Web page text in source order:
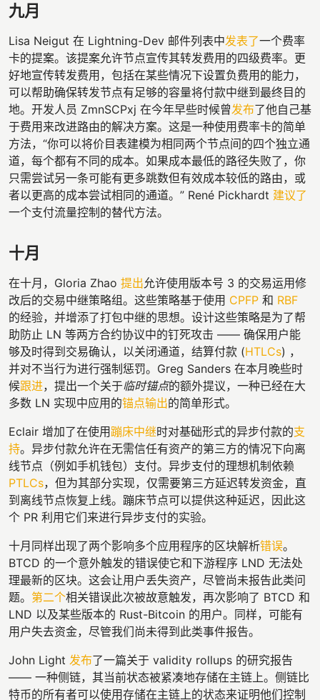
九月
Lisa Neigut 在 Lightning-Dev 邮件列表中发表了一个费率
卡的提案。该提案允许节点宣传其转发费用的四级费率。更
好地宣传转发费用，包括在某些情况下设置负费用的能力，
可以帮助确保转发节点有足够的容量将付款中继到最终目的
地。开发人员 ZmnSCPxj 在今年早些时候曾发布了他自己基
于费用来改进路由的解决方案。这是一种使用费率卡的简单
方法，“你可以将价目表建模为相同两个节点间的四个独立通
道，每个都有不同的成本。如果成本最低的路径失败了，你
只需尝试另一条可能有更多跳数但有效成本较低的路由，或
者以更高的成本尝试相同的通道。” René Pickhardt 建议了
一个支付流量控制的替代方法。
十月
在十月，Gloria Zhao 提出允许使用版本号 3 的交易运用修
改后的交易中继策略组。这些策略基于使用 CPFP 和 RBF
的经验，并增添了打包中继的思想。设计这些策略是为了帮
助防止 LN 等两方合约协议中的钉死攻击 —— 确保用户能
够及时得到交易确认，以关闭通道，结算付款 (HTLCs) ，
并对不当行为进行强制惩罚。Greg Sanders 在本月晚些时
候跟进，提出一个关于临时锚点的额外提议，一种已经在大
多数 LN 实现中应用的锚点输出的简单形式。
Eclair 增加了在使用蹦床中继时对基础形式的异步付款的支
持。异步付款允许在无需信任有资产的第三方的情况下向离
线节点（例如手机钱包）支付。异步支付的理想机制依赖
PTLCs，但为其部分实现，仅需要第三方延迟转发资金，直
到离线节点恢复上线。蹦床节点可以提供这种延迟，因此这
个 PR 利用它们来进行异步支付的实验。
十月同样出现了两个影响多个应用程序的区块解析错误。
BTCD 的一个意外触发的错误使它和下游程序 LND 无法处
理最新的区块。这会让用户丢失资产，尽管尚未报告此类问
题。 第二个相关错误此次被故意触发，再次影响了 BTCD 和
LND 以及某些版本的 Rust-Bitcoin 的用户。同样，可能有
用户失去资金，尽管我们尚未得到此类事件报告。
John Light 发布了一篇关于 validity rollups 的研究报告
—— 一种侧链，其当前状态被紧凑地存储在主链上。侧链比
特币的所有者可以使用存储在主链上的状态来证明他们控制